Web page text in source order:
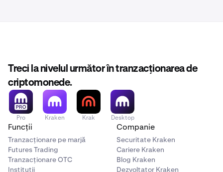
Treci la nivelul următor în tranzacționarea de
criptomonede.
Pro Kraken Krak Desktop
Funcții
Tranzacționare pe marjă
Futures Trading
Tranzacționare OTC
Instituții
Companie
Securitate Kraken
Cariere Kraken
Blog Kraken
Dezvoltator Kraken